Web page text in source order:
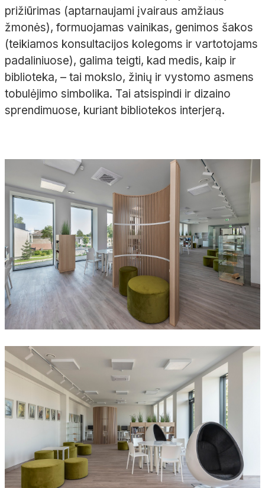
prižiūrimas (aptarnaujami įvairaus amžiaus
žmonės), formuojamas vainikas, genimos šakos
(teikiamos konsultacijos kolegoms ir vartotojams
padaliniuose), galima teigti, kad medis, kaip ir
biblioteka, – tai mokslo, žinių ir vystomo asmens
tobulėjimo simbolika. Tai atsispindi ir dizaino
sprendimuose, kuriant bibliotekos interjerą.